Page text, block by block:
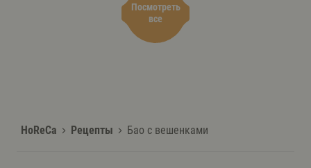
Посмотреть
все
HoReCa Рецепты Бао с вешенками